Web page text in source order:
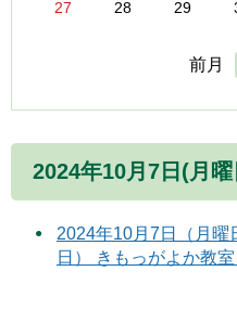
27
28 29
前月
2024年10月7日(月
2024年10月7日（月曜
日） きもっがよか教